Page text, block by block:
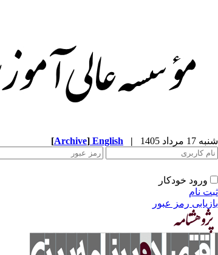
شنبه 17 مرداد 1405 |
English
[Archive]
ورود خودکار
ثبت نام
بازیابی رمز عبور